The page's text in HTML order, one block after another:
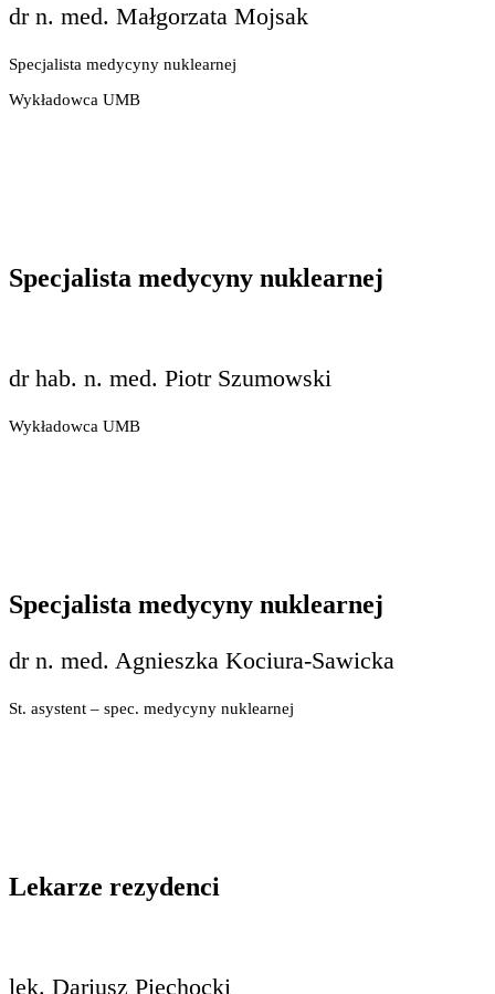
dr n. med. Małgorzata Mojsak
Specjalista medycyny nuklearnej
Wykładowca UMB
Specjalista medycyny nuklearnej
dr hab. n. med. Piotr Szumowski
Wykładowca UMB
Specjalista medycyny nuklearnej
dr n. med. Agnieszka Kociura-Sawicka
St. asystent – spec. medycyny nuklearnej
Lekarze rezydenci
lek. Dariusz Piechocki